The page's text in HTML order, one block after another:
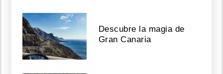
Descubre la magia de
Gran Canaria